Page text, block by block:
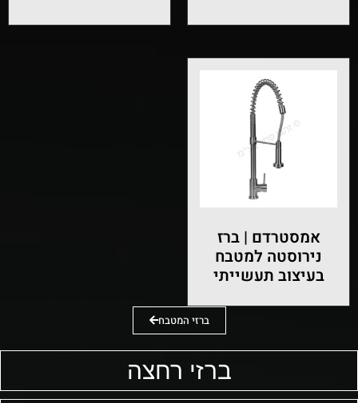
ברזי רחצה
אמסטרדם | ברז
נירוסטה למטבח
בעיצוב תעשייתי
ברזי המטבח